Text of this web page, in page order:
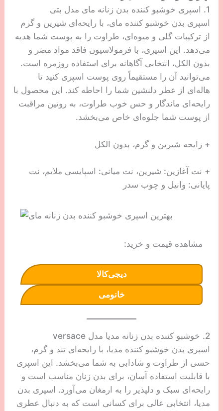
1. اسپری خوشبو کننده بدن زنانه مای مدل بتی
اسپری بدن خوشبو کننده مای، با رایحه‌ای شیرین و گرم
از ترکیبات گلی و میوه‌ای، طراوت را به پوست شما هدیه
می‌دهد. این اسپری، با فرمولاسیون فاقد مواد مضر و
بدون الکل، انتخابی آگاهانه برای استفاده روزمره است.
می‌توانید آن را مستقیماً روی پوست اسپری کنید تا
هاله‌ای از عطر دلنشین شما را احاطه کند. این محصول با
رایحه‌ای ماندگار و حس خوب طراوت، به روتین مراقبت
از پوست شما جلوه‌ای خاص می‌بخشد.
+ رایحه شیرین و گرم، بدون الکل
+ نت آغازین: شیرین، نت میانی: اسپایسی ملایم، نت
پایانی: وانیل و چوب سدر
مشاهده قیمت و خرید:
دیجی‌کالا
خانومی
2. خوشبو کننده بدن زنانه مدیا مدل versace
اسپری بدن خوشبو کننده مدیا، با رایحه‌ای تند و گرم،
حسی از طراوت و شادابی به شما می‌بخشد. این اسپری
با قابلیت استفاده آسان، برای بدن زنان مناسب است و
رایحه‌ای سبک و دلپذیر را به ارمغان می‌آورد. اسپری بدن
مدیا، انتخابی عالی برای کسانی است که به دنبال عطری